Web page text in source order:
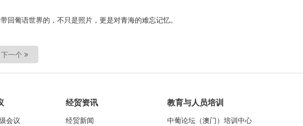
葡语世界的，不只是照片，更是对青海的难忘记忆。
下一个
会议
经贸资讯
经贸新闻
教育与人员培训
中葡论坛（澳门）培训中心